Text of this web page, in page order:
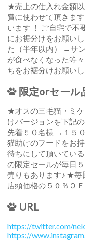
★売上の仕入れ金額
費に使わせて頂きま
います ！ ご自宅で不
にお裾分けをお願い
た（半年以内） →サ
が食べなくなった等
ちをお裾分けお願い
限定orセール
★オスの三毛猫・ミ
けバージョンを下記
先着５０名様 →１５
猫助けのフードをお
待ちにして頂いてい
の限定セールが毎日
売りもあります♪ ★毎
店頭価格の５０％Ｏ
URL
https://twitter.com/
https://